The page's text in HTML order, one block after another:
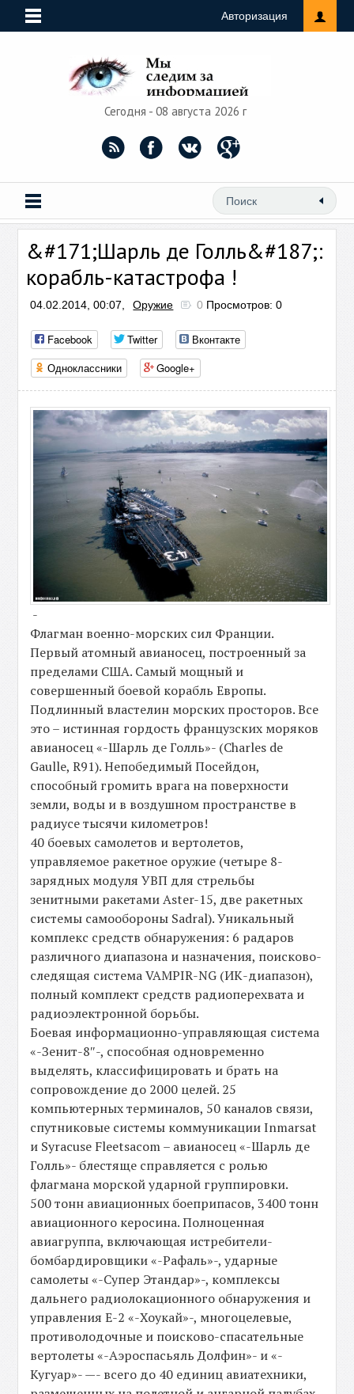
Авторизация
Сегодня - 08 августа 2026 г
&#171;Шарль де Голль&#187;:
корабль-катастрофа !
04.02.2014, 00:07, Оружие 0 Просмотров: 0
Facebook Twitter
Вконтакте
Одноклассники
Google+
-
Флагман военно-морских сил Франции.
Первый атомный авианосец, построенный за
пределами США. Самый мощный и
совершенный боевой корабль Европы.
Подлинный властелин морских просторов. Все
это – истинная гордость французских моряков
авианосец «-Шарль де Голль»- (Charles de
Gaulle, R91). Непобедимый Посейдон,
способный громить врага на поверхности
земли, воды и в воздушном пространстве в
радиусе тысячи километров!
40 боевых самолетов и вертолетов,
управляемое ракетное оружие (четыре 8-
зарядных модуля УВП для стрельбы
зенитными ракетами Aster-15, две ракетных
системы самообороны Sadral). Уникальный
комплекс средств обнаружения: 6 радаров
различного диапазона и назначения, поисково-
следящая система VAMPIR-NG (ИК-диапазон),
полный комплект средств радиоперехвата и
радиоэлектронной борьбы.
Боевая информационно-управляющая система
«-Зенит-8″-, способная одновременно
выделять, классифицировать и брать на
сопровождение до 2000 целей. 25
компьютерных терминалов, 50 каналов связи,
спутниковые системы коммуникации Inmarsat
и Syracuse Fleetsacom – авианосец «-Шарль де
Голль»- блестяще справляется с ролью
флагмана морской ударной группировки.
500 тонн авиационных боеприпасов, 3400 тонн
авиационного керосина. Полноценная
авиагруппа, включающая истребители-
бомбардировщики «-Рафаль»-, ударные
самолеты «-Супер Этандар»-, комплексы
дальнего радиолокационного обнаружения и
управления E-2 «-Хоукай»-, многоцелевые,
противолодочные и поисково-спасательные
вертолеты «-Аэроспасьяль Долфин»- и «-
Кугуар»- —- всего до 40 единиц авиатехники,